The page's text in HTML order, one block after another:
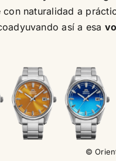
con naturalidad a
así a esa
©